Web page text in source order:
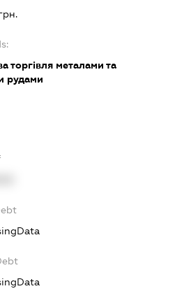
торгівля металами та
рудами